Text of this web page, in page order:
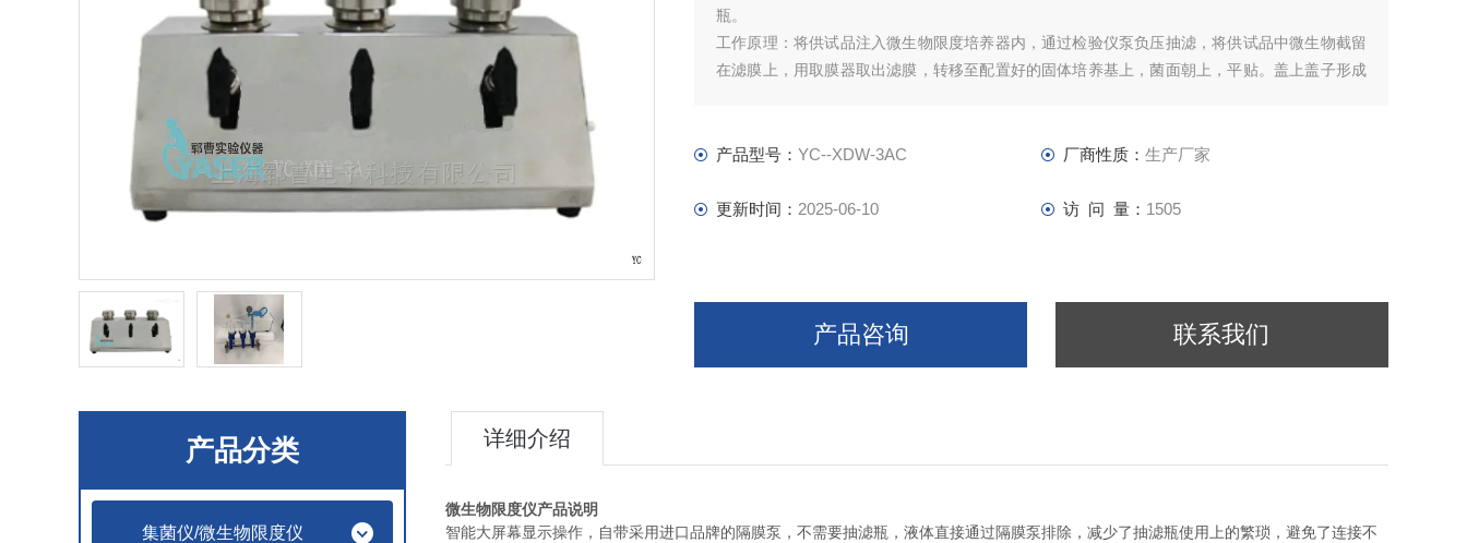
瓶。
工作原理：将供试品注入微生物限度培养器内，通过检验仪泵负压抽滤，将供试品中微生物截留
在滤膜上，用取膜器取出滤膜，转移至配置好的固体培养基上，菌面朝上，平贴。盖上盖子形成
产品型号： YC--XDW-3AC 厂商性质： 生产厂家
更新时间： 2025-06-10 访 问 量： 1505
产品咨询 联系我们
产品分类
集菌仪/微生物限度仪
详细介绍
微生物限度仪产品说明
智能大屏幕显示操作，自带采用进口品牌的隔膜泵，不需要抽滤瓶，液体直接通过隔膜泵排除，减少了抽滤瓶使用上的繁琐，避免了连接不